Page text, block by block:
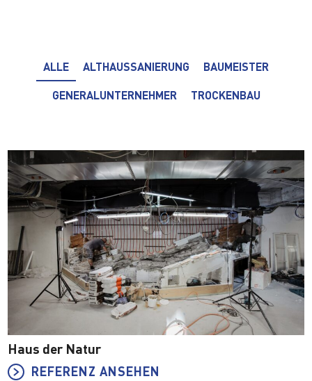
ALLE ALTHAUSSANIERUNG
BAUMEISTER
GENERALUNTERNEHMER
TROCKENBAU
Haus der Natur
REFERENZ ANSEHEN